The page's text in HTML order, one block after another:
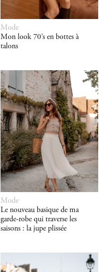
Mode
Mon look 70’s en bottes à
talons
Mode
Le nouveau basique de ma
garde-robe qui traverse les
saisons : la jupe plissée